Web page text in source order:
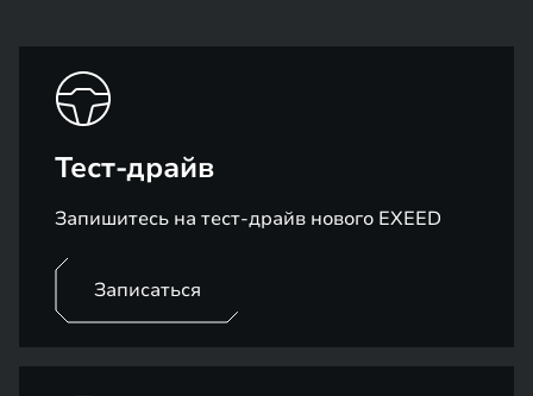
Тест-драйв
Запишитесь на тест-драйв нового EXEED
Записаться